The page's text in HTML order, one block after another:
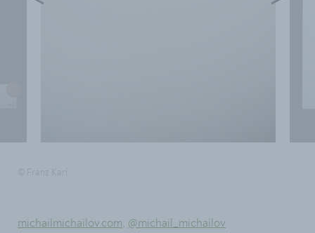
michailmichailov.com, @michail_michailov